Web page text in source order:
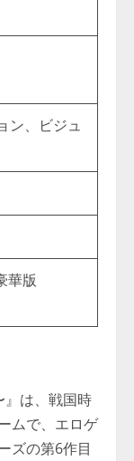
ン、ビジュ
華版
』は、戦国時
ムで、エロゲ
ズの第6作目